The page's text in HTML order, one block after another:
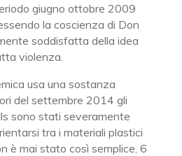
giugno ottobre 2009
la coscienza di Don
soddisfatta della idea
violenza.
usa una sostanza
del settembre 2014 gli
sono stati severamente
tra i materiali plastici
è mai stato così semplice, 6